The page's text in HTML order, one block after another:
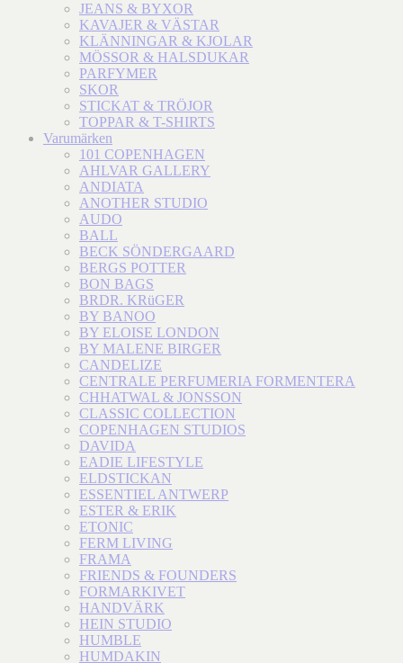
JEANS & BYXOR
KAVAJER & VÄSTAR
KLÄNNINGAR & KJOLAR
MÖSSOR & HALSDUKAR
PARFYMER
SKOR
STICKAT & TRÖJOR
TOPPAR & T-SHIRTS
Varumärken
101 COPENHAGEN
AHLVAR GALLERY
ANDIATA
ANOTHER STUDIO
AUDO
BALL
BECK SÖNDERGAARD
BERGS POTTER
BON BAGS
BRDR. KRüGER
BY BANOO
BY ELOISE LONDON
BY MALENE BIRGER
CANDELIZE
CENTRALE PERFUMERIA FORMENTERA
CHHATWAL & JONSSON
CLASSIC COLLECTION
COPENHAGEN STUDIOS
DAVIDA
EADIE LIFESTYLE
ELDSTICKAN
ESSENTIEL ANTWERP
ESTER & ERIK
ETONIC
FERM LIVING
FRAMA
FRIENDS & FOUNDERS
FORMARKIVET
HANDVÄRK
HEIN STUDIO
HUMBLE
HUMDAKIN